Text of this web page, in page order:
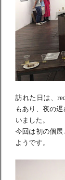
訪れた日は、
もあり、 夜の遅
いました。
今回は初の個展
ようです。